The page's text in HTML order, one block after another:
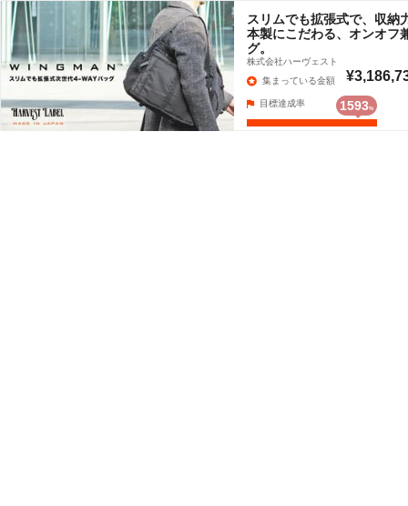
スリムでも拡張式で、収納
本製にこだわる、オンオフ
グ。
株式会社ハーヴェスト
集まっている金額
目標達成率 1593%